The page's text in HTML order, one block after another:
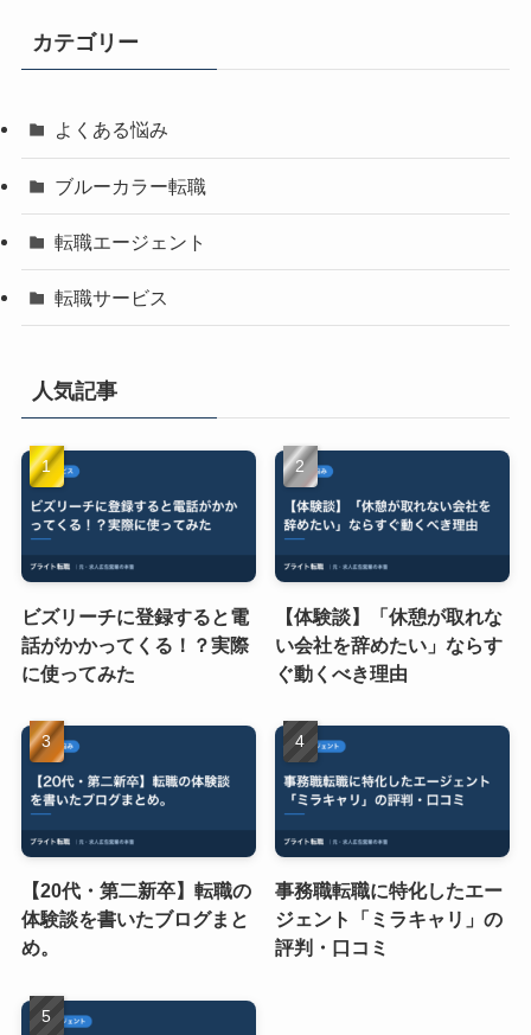
カテゴリー
よくある悩み
ブルーカラー転職
転職エージェント
転職サービス
人気記事
ビズリーチに登録すると電
話がかかってくる！？実際
に使ってみた
【体験談】「休憩が取れな
い会社を辞めたい」ならす
ぐ動くべき理由
【20代・第二新卒】転職の
体験談を書いたブログまと
め。
事務職転職に特化したエー
ジェント「ミラキャリ」の
評判・口コミ